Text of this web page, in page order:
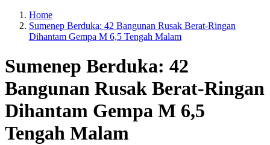
Home
Sumenep Berduka: 42 Bangunan Rusak Berat-Ringan
Dihantam Gempa M 6,5 Tengah Malam
Sumenep Berduka: 42
Bangunan Rusak Berat-Ringan
Dihantam Gempa M 6,5
Tengah Malam